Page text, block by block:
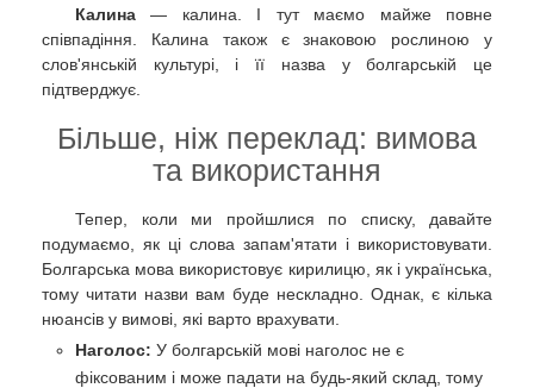
Калина — калина. І тут маємо майже повне
співпадіння. Калина також є знаковою рослиною у
слов'янській культурі, і її назва у болгарській це
підтверджує.
Більше, ніж переклад: вимова
та використання
Тепер, коли ми пройшлися по списку, давайте
подумаємо, як ці слова запам'ятати і використовувати.
Болгарська мова використовує кирилицю, як і українська,
тому читати назви вам буде нескладно. Однак, є кілька
нюансів у вимові, які варто врахувати.
Наголос: У болгарській мові наголос не є
фіксованим і може падати на будь-який склад, тому